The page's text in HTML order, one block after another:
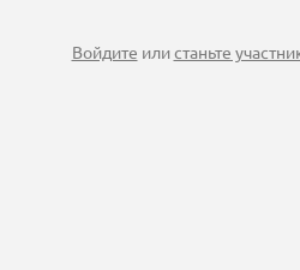
Войдите илистаньте